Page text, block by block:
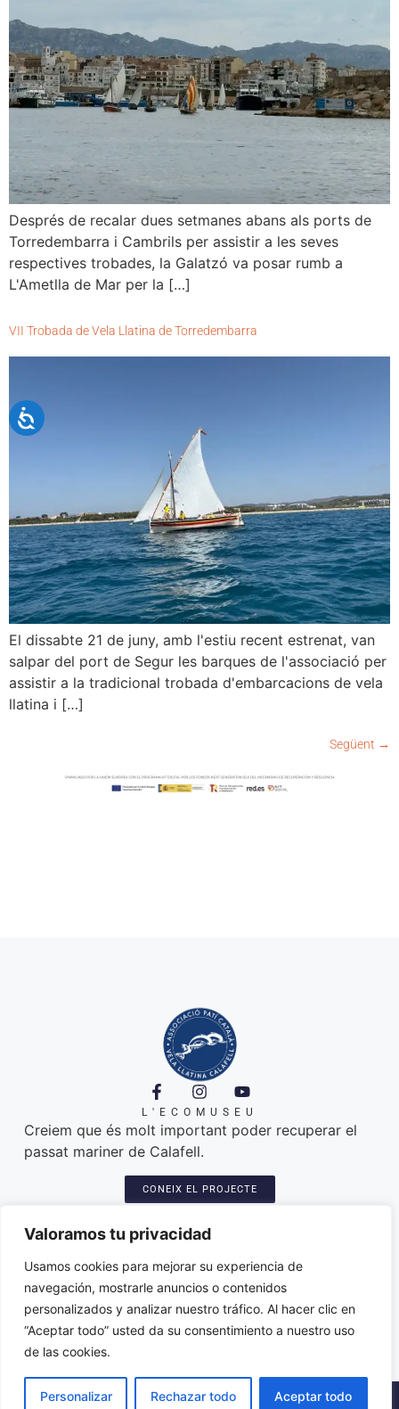
Valoramos tu privacidad
Usamos cookies para mejorar su experiencia de
navegación, mostrarle anuncios o contenidos
personalizados y analizar nuestro tráfico. Al hacer clic en
“Aceptar todo” usted da su consentimiento a nuestro uso
de las cookies.
Personalizar Rechazar todo Aceptar todo
Després de recalar dues setmanes abans als ports de
Torredembarra i Cambrils per assistir a les seves
respectives trobades, la Galatzó va posar rumb a
L'Ametlla de Mar per la […]
VII Trobada de Vela Llatina de Torredembarra
El dissabte 21 de juny, amb l'estiu recent estrenat, van
salpar del port de Segur les barques de l'associació per
assistir a la tradicional trobada d'embarcacions de vela
llatina i […]
Següent →
L'ECOMUSEU
Creiem que és molt important poder recuperar el
passat mariner de Calafell.
CONEIX EL PROJECTE
Platja de Calafell. 43820
Seu: Carretera del Sanatori, 3
Amarres de les llatines: plaça del port
Varador dels patins: trajo de l'Espineta
associacio@paticatalacalafell.cat
2026 © ·Política de Privacitat·Avis Legal·Declaració